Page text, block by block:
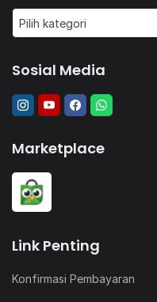
Pilih kategori
Sosial Media
Marketplace
Link Penting
Konfirmasi Pembayaran